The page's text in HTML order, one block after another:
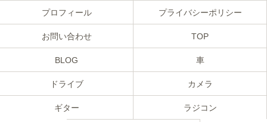
プロフィール プライバシーポリシー
お問い合わせ TOP
BLOG 車
ドライブ カメラ
ギター ラジコン